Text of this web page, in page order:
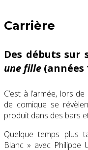
Carrière
Des débuts sur
une fille (années
C’est à l’armée, lors
de comique se
produit dans des bars
Quelque temps plus
Blanc » avec Philippe